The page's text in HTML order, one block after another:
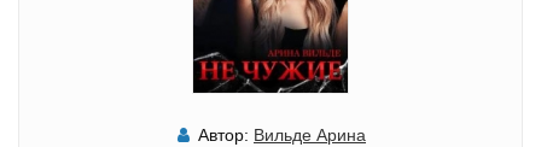
Автор: Вильде Арина